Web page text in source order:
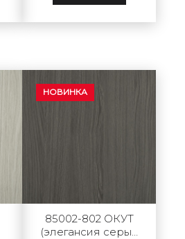
НОВИНКА
85002-802 ОКУТ
(элегансия серый